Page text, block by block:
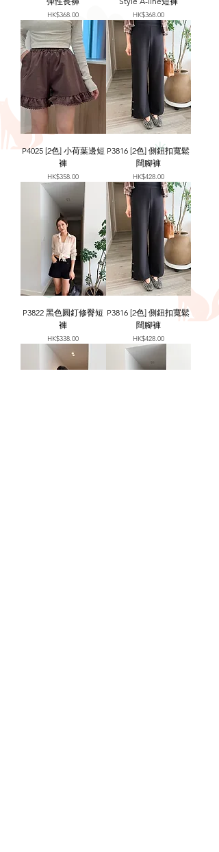
價格
HK$368.00 價格
HK$368.00
P4025 [2色] 小荷葉邊短
褲
價格
HK$358.00
P3816 [2色] 側鈕扣寬鬆
闊腳褲
價格
HK$428.00
P3822 黑色圓釘修臀短
褲
價格
HK$338.00
P3816 [2色] 側鈕扣寬鬆
闊腳褲
價格
HK$428.00